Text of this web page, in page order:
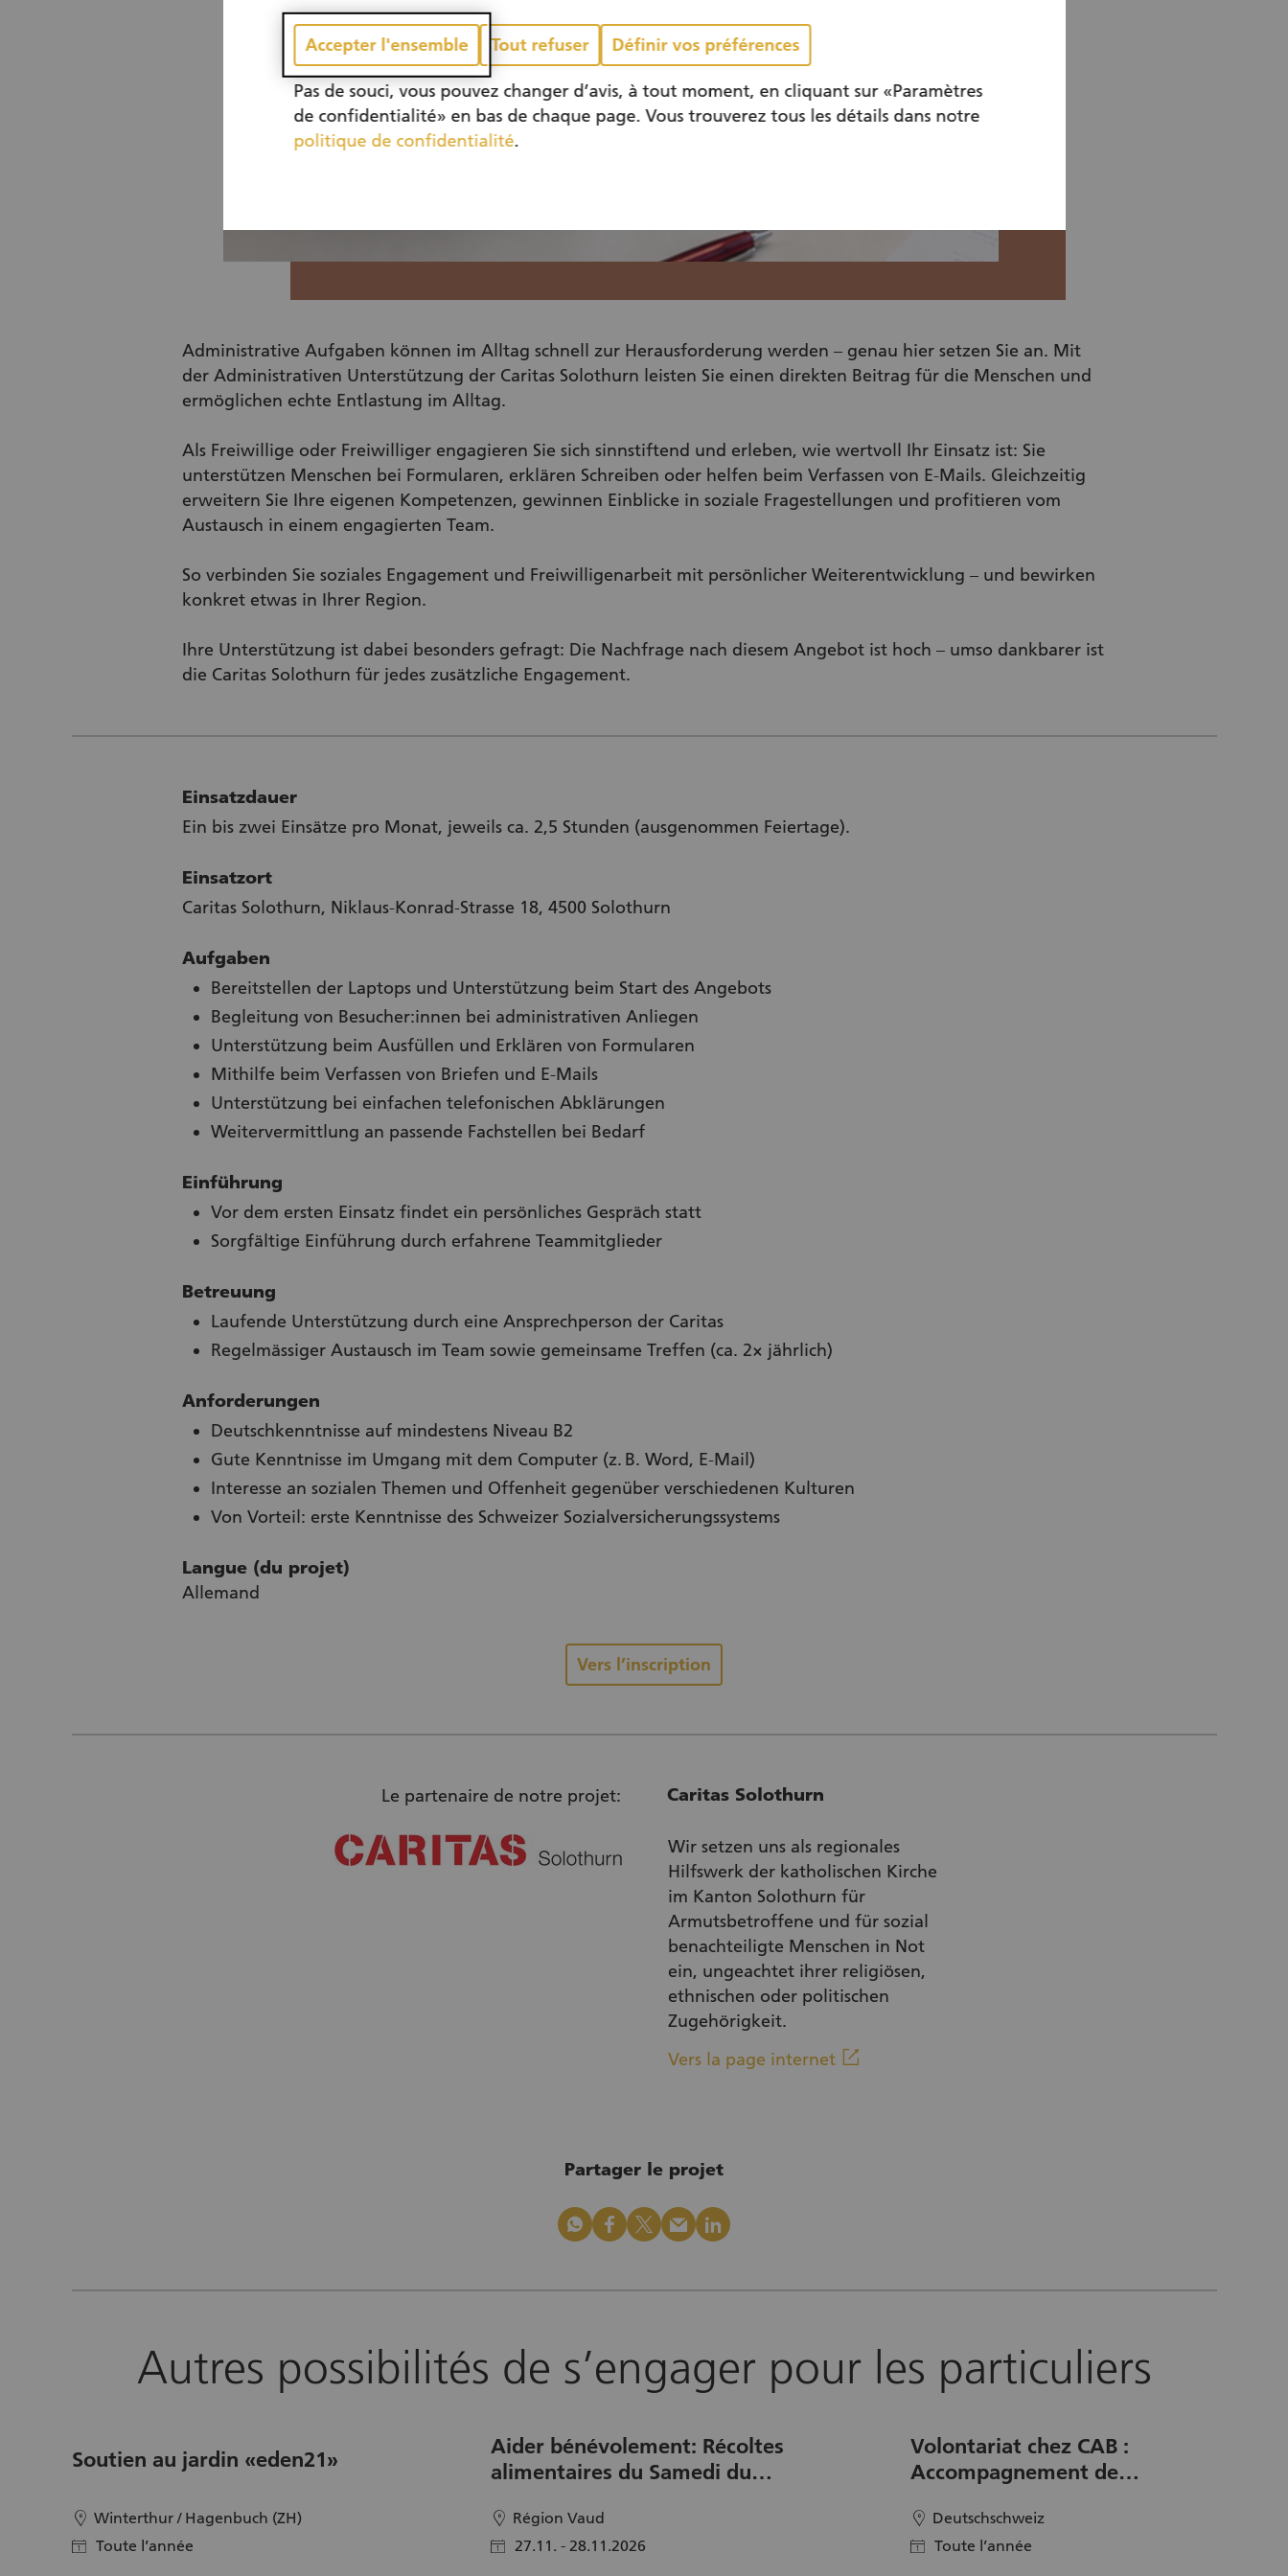
Administrative Aufgaben können im Alltag schnell zur Herausforderung werden – genau hier setzen Sie an. Mit
der Administrativen Unterstützung der Caritas Solothurn leisten Sie einen direkten Beitrag für die Menschen und
ermöglichen echte Entlastung im Alltag.
Als Freiwillige oder Freiwilliger engagieren Sie sich sinnstiftend und erleben, wie wertvoll Ihr Einsatz ist: Sie
unterstützen Menschen bei Formularen, erklären Schreiben oder helfen beim Verfassen von E-Mails. Gleichzeitig
erweitern Sie Ihre eigenen Kompetenzen, gewinnen Einblicke in soziale Fragestellungen und profitieren vom
Austausch in einem engagierten Team.
So verbinden Sie soziales Engagement und Freiwilligenarbeit mit persönlicher Weiterentwicklung – und bewirken
konkret etwas in Ihrer Region.
Ihre Unterstützung ist dabei besonders gefragt: Die Nachfrage nach diesem Angebot ist hoch – umso dankbarer ist
die Caritas Solothurn für jedes zusätzliche Engagement.
Einsatzdauer
Ein bis zwei Einsätze pro Monat, jeweils ca. 2,5 Stunden (ausgenommen Feiertage).
Einsatzort
Caritas Solothurn, Niklaus-Konrad-Strasse 18, 4500 Solothurn
Aufgaben
Bereitstellen der Laptops und Unterstützung beim Start des Angebots
Begleitung von Besucher:innen bei administrativen Anliegen
Unterstützung beim Ausfüllen und Erklären von Formularen
Mithilfe beim Verfassen von Briefen und E-Mails
Unterstützung bei einfachen telefonischen Abklärungen
Weitervermittlung an passende Fachstellen bei Bedarf
Einführung
Vor dem ersten Einsatz findet ein persönliches Gespräch statt
Sorgfältige Einführung durch erfahrene Teammitglieder
Betreuung
Laufende Unterstützung durch eine Ansprechperson der Caritas
Regelmässiger Austausch im Team sowie gemeinsame Treffen (ca. 2× jährlich)
Anforderungen
Deutschkenntnisse auf mindestens Niveau B2
Gute Kenntnisse im Umgang mit dem Computer (z. B. Word, E-Mail)
Interesse an sozialen Themen und Offenheit gegenüber verschiedenen Kulturen
Von Vorteil: erste Kenntnisse des Schweizer Sozialversicherungssystems
Langue (du projet)
Allemand
Vers l’inscription
Le partenaire de notre projet: Caritas Solothurn
Wir setzen uns als regionales
Hilfswerk der katholischen Kirche
im Kanton Solothurn für
Armutsbetroffene und für sozial
benachteiligte Menschen in Not
ein, ungeachtet ihrer religiösen,
ethnischen oder politischen
Zugehörigkeit.
Vers la page internet linkout
Partager le projet
whatsapp facebook x_logo mail linkedin
Autres possibilités de s’engager pour les particuliers
Soutien au jardin «eden21»
location Winterthur / Hagenbuch (ZH)
calendar Toute l’année
Aider bénévolement: Récoltes
alimentaires du Samedi du
location Région Vaud
calendar 27.11. - 28.11.2026
Volontariat chez CAB :
Accompagnement de
visuelle
location Deutschschweiz
calendar Toute l’année
Accepter l'ensemble Tout refuser Définir vos préférences
Pas de souci, vous pouvez changer d’avis, à tout moment, en cliquant sur «Paramètres
de confidentialité» en bas de chaque page. Vous trouverez tous les détails dans notre
politique de confidentialité.